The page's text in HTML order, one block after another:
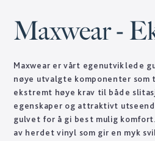
Maxwear -
Maxwear er vårt egenutviklede
nøye utvalgte komponenter som
ekstremt høye krav til både
egenskaper og attraktivt
gulvet for å gi best mulig
av herdet vinyl som gir en myk